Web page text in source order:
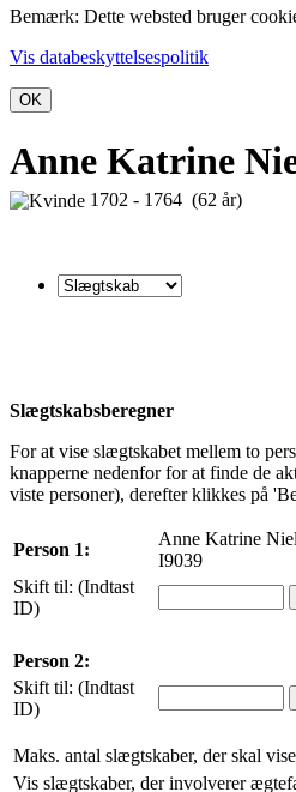
Bemærk: Dette websted bruger
Vis databeskyttelsespolitik
OK
Anne Katrine
1702 - 1764 (62 år)
Slægtskabsberegner
For at vise slægtskabet mellem to
knapperne nedenfor for at finde de
viste personer), derefter klikkes på
Person 1:
Anne Katrine
I9039
Skift til: (Indtast
ID)
Person 2:
Skift til: (Indtast
ID)
Maks. antal slægtskaber, der skal
Vis slægtskaber, der involverer